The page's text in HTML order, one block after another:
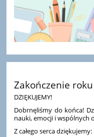
Zakończenie
DZIĘKUJEMY!
Dobrnęliśmy do końca!
nauki, emocji i wspólnych
Z całego serca dziękujemy: